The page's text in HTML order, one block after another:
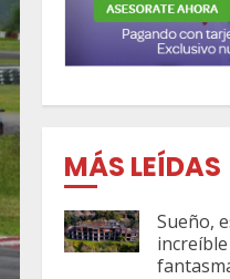
MÁS LEÍDAS
Sueño,